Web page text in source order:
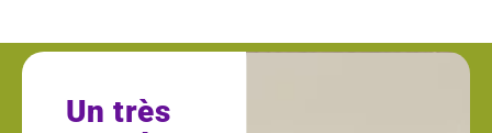
Un très